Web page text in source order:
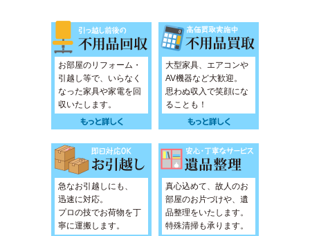
お部屋のリフォーム・
引越し等で、いらなく
なった家具や家電を回
収いたします。
大型家具、エアコンや
AV機器など大歓迎。
思わぬ収入で笑顔にな
ることも！
急なお引越しにも、
迅速に対応。
プロの技でお荷物を丁
寧に運搬します。
真心込めて、故人のお
部屋のお片づけや、遺
品整理をいたします。
特殊清掃も承ります。